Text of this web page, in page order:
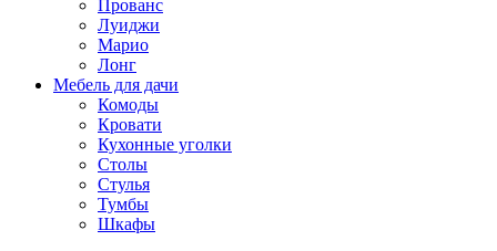
Прованс
Луиджи
Марио
Лонг
Мебель для дачи
Комоды
Кровати
Кухонные уголки
Столы
Стулья
Тумбы
Шкафы